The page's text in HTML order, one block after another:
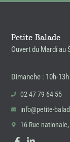
Petite Balade
Ouvert du Mardi au
Dimanche : 10h-13h
02 47 79 64 55
info@petite-
16 Rue